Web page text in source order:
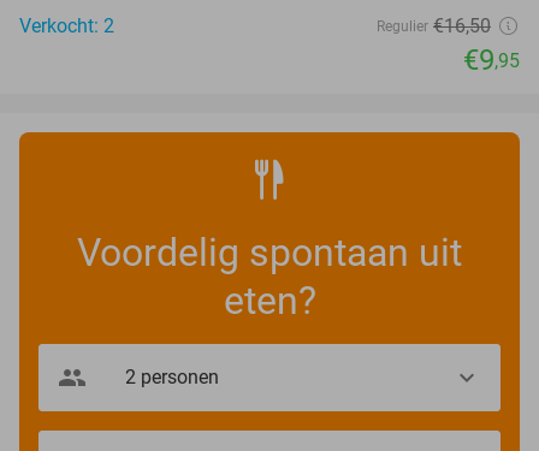
Verkocht: 2
Regulier €16,50
€9,95
Voordelig spontaan uit
eten?